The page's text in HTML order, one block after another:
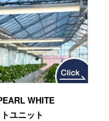
WHITE
ユニット